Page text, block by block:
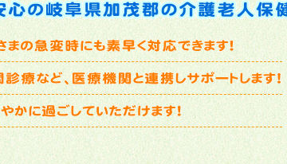
オカリナ演奏がありました→ こちら
十五夜🌔→こちら
五平餅をいただきました→こちら
敬老の日→こちら